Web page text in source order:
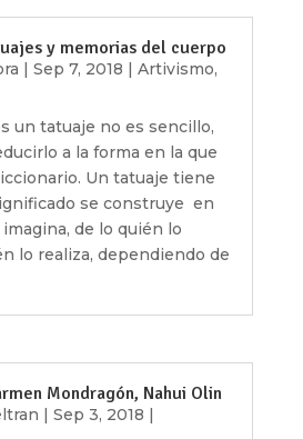
y memorias del cuerpo
Sep 7, 2018 Artivismo,
un tatuaje no es sencillo,
a la forma en la que
Un tatuaje tiene
se construye en
de lo quién lo
lo realiza, dependiendo de
Mondragón, Nahui Olin
| Sep 3, 2018 |